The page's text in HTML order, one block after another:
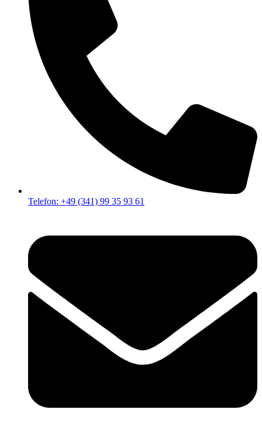
Telefon: +49 (341) 99 35 93 61